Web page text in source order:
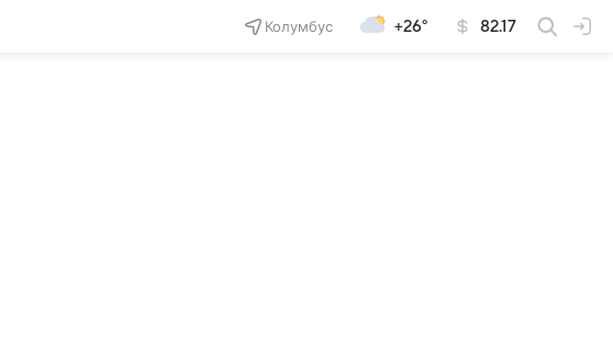
Колумбус +26° 82.17